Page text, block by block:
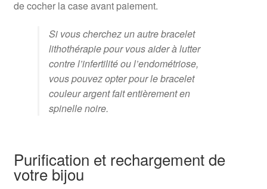
de cocher la case avant paiement.
Si vous cherchez un autre bracelet
lithothérapie pour vous aider à lutter
contre l’infertilité ou l’endométriose,
vous pouvez opter pour le bracelet
couleur argent fait entièrement en
spinelle noire.
Purification et rechargement de
votre bijou